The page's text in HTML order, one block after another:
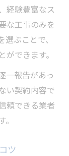
経験豊富なス
な工事のみを
ぶことで、
できます。
一報告があっ
い契約内容で
頼できる業者
ツ